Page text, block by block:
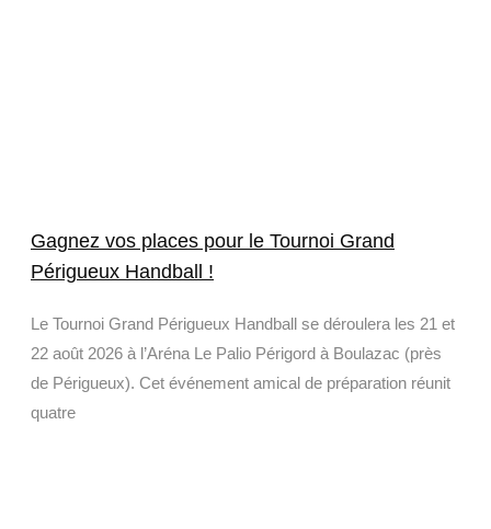
Gagnez vos places pour le Tournoi Grand
Périgueux Handball !
Le Tournoi Grand Périgueux Handball se déroulera les 21 et
22 août 2026 à l’Aréna Le Palio Périgord à Boulazac (près
de Périgueux). Cet événement amical de préparation réunit
quatre